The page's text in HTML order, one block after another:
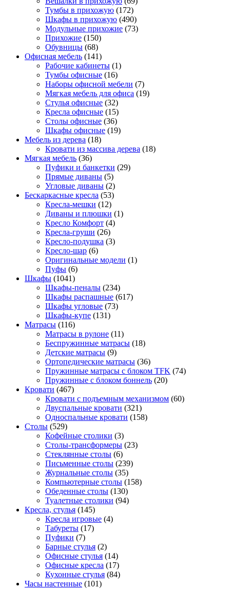
Тумбы в прихожую (172)
Шкафы в прихожую (490)
Модульные прихожие (73)
Прихожие (150)
Обувницы (68)
Офисная мебель (141)
Рабочие кабинеты (1)
Тумбы офисные (16)
Наборы офисной мебели (7)
Мягкая мебель для офиса (19)
Стулья офисные (32)
Кресла офисные (15)
Столы офисные (36)
Шкафы офисные (19)
Мебель из дерева (18)
Кровати из массива дерева (18)
Мягкая мебель (36)
Пуфики и банкетки (29)
Прямые диваны (5)
Угловые диваны (2)
Бескаркасные кресла (53)
Кресла-мешки (12)
Диваны и плюшки (1)
Кресло Комфорт (4)
Кресла-груши (26)
Кресло-подушка (3)
Кресло-шар (6)
Оригинальные модели (1)
Пуфы (6)
Шкафы (1041)
Шкафы-пеналы (234)
Шкафы распашные (617)
Шкафы угловые (73)
Шкафы-купе (131)
Матрасы (116)
Матрасы в рулоне (11)
Беспружинные матрасы (18)
Детские матрасы (9)
Ортопедические матрасы (36)
Пружинные матрасы с блоком TFK (74)
Пружинные с блоком боннель (20)
Кровати (467)
Кровати с подъемным механизмом (60)
Двуспальные кровати (321)
Односпальные кровати (158)
Столы (529)
Кофейные столики (3)
Столы-трансформеры (23)
Стеклянные столы (6)
Письменные столы (239)
Журнальные столы (35)
Компьютерные столы (158)
Обеденные столы (130)
Туалетные столики (94)
Кресла, стулья (145)
Кресла игровые (4)
Табуреты (17)
Пуфики (7)
Барные стулья (2)
Офисные стулья (14)
Офисные кресла (17)
Кухонные стулья (84)
Часы настенные (101)